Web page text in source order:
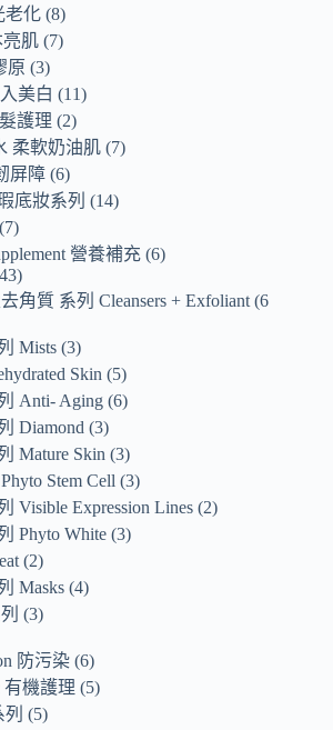
老化 8
亮肌 7
原 3
美白
11
護理
2
柔軟奶油肌 7
屏障 6
底妝系列
14
7
營養補充 6
43
角質 系列 Cleansers + Exfoliant 6
Mists 3
Skin
5
Anti- Aging 6
Diamond 3
Mature Skin 3
Stem Cell 3
Visible Expression Lines 2
Phyto White 3
2
Masks 4
3
防污染 6
有機護理
5
5